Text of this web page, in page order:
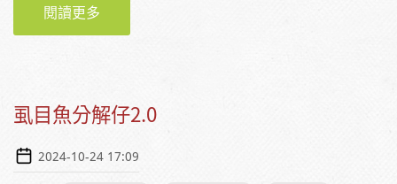
閱讀更多
虱目魚分解仔2.0
2024-10-24 17:09